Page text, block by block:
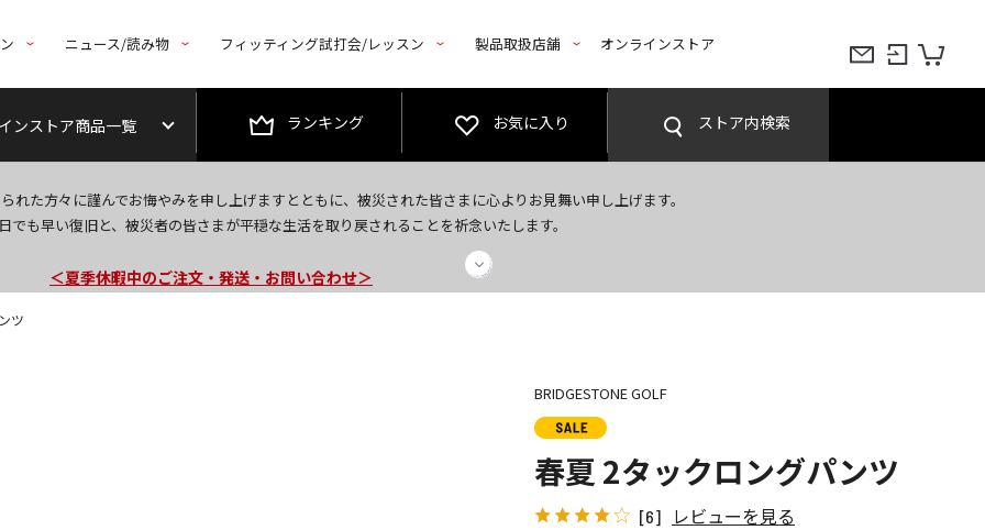
ニュース/読み物 フィッティング試打会/レッスン 製品取扱店舗 オンラインストア
ンストア商品一覧 ランキング お気に入り ストア内検索
れた方々に謹んでお悔やみを申し上げますとともに、被災された皆さまに心よりお見舞い申し上げます。
でも早い復旧と、被災者の皆さまが平穏な生活を取り戻されることを祈念いたします。
今なら新規会員登録で1,000円OFFクーポンプレゼント！
＜商品配送に関するお知らせ＞
＜夏季休暇中のご注文・発送・お問い合わせ＞
ツ
BRIDGESTONE GOLF
春夏 2タックロングパンツ
[6] レビューを見る